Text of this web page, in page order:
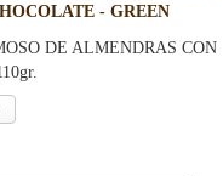
- GREEN
DE ALMENDRAS CON